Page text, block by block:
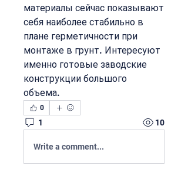
материалы сейчас показывают
себя наиболее стабильно в
плане герметичности при
монтаже в грунт. Интересуют
именно готовые заводские
конструкции большого
объема.
0
1 10
Write a comment...